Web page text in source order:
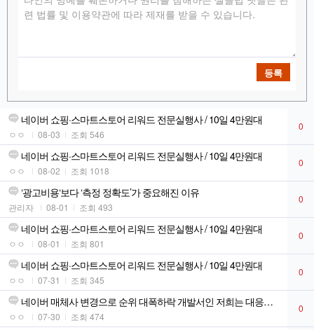
등록
네이버 쇼핑·스마트스토어 리워드 전문실행사 / 10일 4만원대
ㅇㅇ 08-03 조회 546
0
네이버 쇼핑·스마트스토어 리워드 전문실행사 / 10일 4만원대
ㅇㅇ 08-02 조회 1018
0
‘광고비용‘보다 ‘측정 정확도’가 중요해진 이유
관리자 08-01 조회 493
0
네이버 쇼핑·스마트스토어 리워드 전문실행사 / 10일 4만원대
ㅇㅇ 08-01 조회 801
0
네이버 쇼핑·스마트스토어 리워드 전문실행사 / 10일 4만원대
ㅇㅇ 07-31 조회 345
0
네이버 매체사 변경으로 순위 대폭하락 개발서인 저희는 대응하였습니다!
ㅇㅇ 07-30 조회 474
0